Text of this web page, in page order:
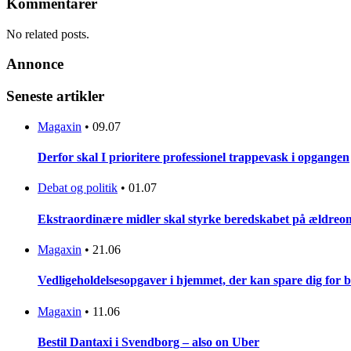
Kommentarer
No related posts.
Annonce
Seneste artikler
Magaxin • 09.07
Derfor skal I prioritere professionel trappevask i opgangen
Debat og politik • 01.07
Ekstraordinære midler skal styrke beredskabet på
Magaxin • 21.06
Vedligeholdelsesopgaver i hjemmet, der kan spare dig for
Magaxin • 11.06
Bestil Dantaxi i Svendborg – also on Uber